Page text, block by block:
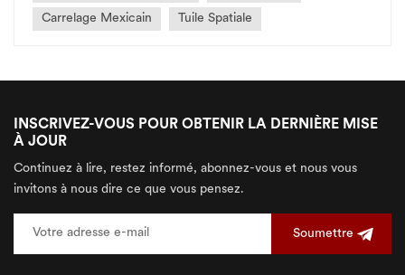
Carrelage Mexicain Tuile Spatiale
INSCRIVEZ-VOUS POUR OBTENIR LA DERNIÈRE MISE
À JOUR
Continuez à lire, restez informé, abonnez-vous et nous vous
invitons à nous dire ce que vous pensez.
Soumettre